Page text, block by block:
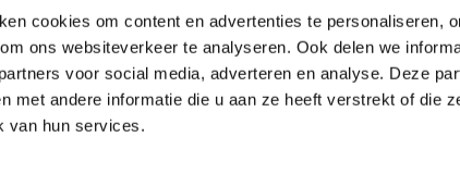
cookies om content en advertenties te personaliseren,
ons websiteverkeer te analyseren. Ook delen we
voor social media, adverteren en analyse. Deze
met andere informatie die u aan ze heeft verstrekt of die
van hun services.